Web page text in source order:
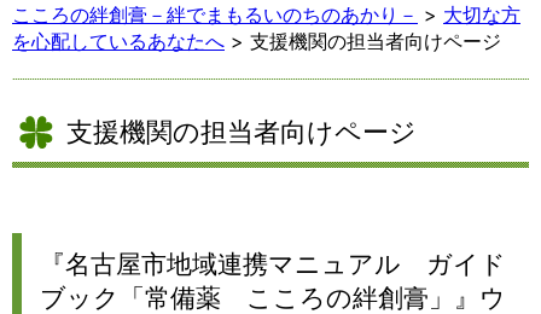
こころの絆創膏－絆でまもるいのちのあかり－ > 大切な方
を心配しているあなたへ > 支援機関の担当者向けページ
支援機関の担当者向けページ
『名古屋市地域連携マニュアル ガイド
ブック「常備薬 こころの絆創膏」』ウ